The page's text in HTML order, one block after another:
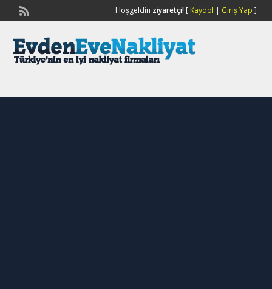
Hoşgeldin ziyaretçi![ Kaydol | Giriş Yap ]